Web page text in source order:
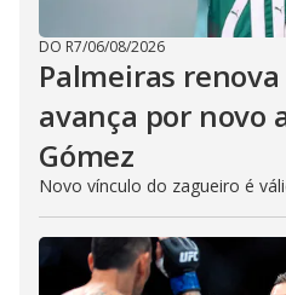
DO R7/06/08/2026
Palmeiras
avança por novo
Gómez
Novo vínculo do zagueiro é